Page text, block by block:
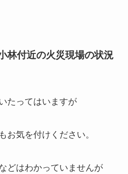
林付近の火災現場の状況
たってはいますが
お気を付けください。
どはわかっていませんが